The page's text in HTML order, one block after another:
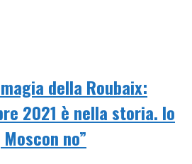
della Roubaix:
2021 è nella storia. Io
no”